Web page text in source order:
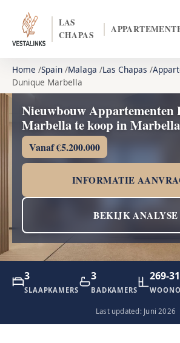
LAS
CHAPAS
Home Spain Malaga Las Chapas
Dunique Marbella
Nieuwbouw Appartementen
Marbella te koop in Marbella
Vanaf €5.200.000
INFORMATIE
BEKIJK ANALYSE
3
SLAAPKAMERS
3
BADKAMERS
269-
Last updated: Juni 2026